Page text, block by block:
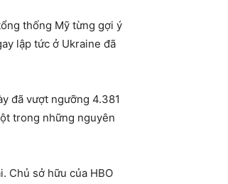
thống Mỹ từng gợi ý
lập tức ở Ukraine đã
đã vượt ngưỡng 4.381
trong những nguyên
Chủ sở hữu của HBO